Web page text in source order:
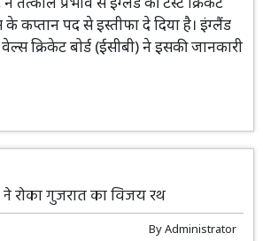
के कप्तान पद से इस्तीफा दे दिया है। इंग्लैंड
क्रिकेट बोर्ड (ईसीबी) ने इसकी जानकारी
ने रोका गुजरात का विजय रथ
ByAdministrator